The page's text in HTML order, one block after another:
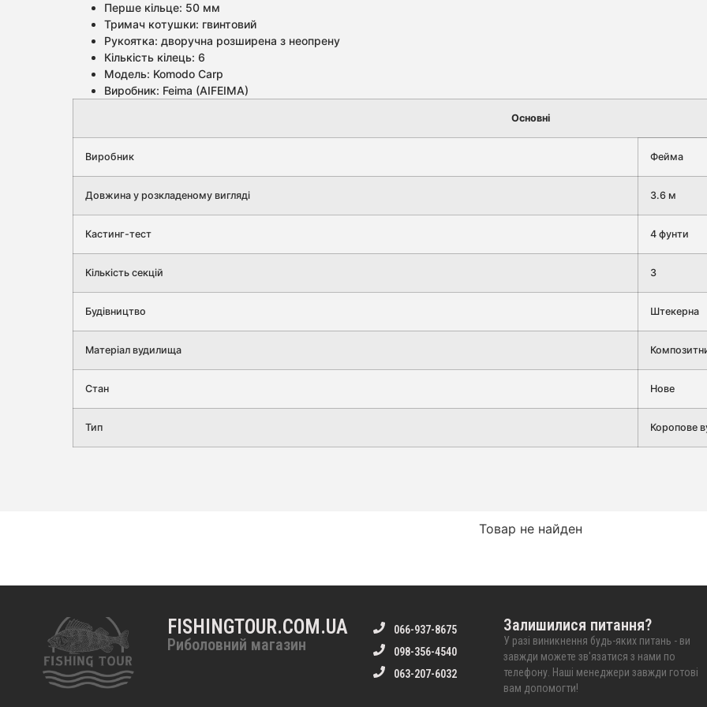
Перше кільце: 50 мм
Тримач котушки: гвинтовий
Рукоятка: дворучна розширена з неопрену
Кількість кілець: 6
Модель: Komodo Carp
Виробник: Feima (AIFEIMA)
Основні
Виробник Фейма
Довжина у розкладеному вигляді 3.6 м
Кастинг-тест 4 фунти
Кількість секцій 3
Будівництво Штекерна
Матеріал вудилища
Стан Нове
Тип Коропове
Товар не найден
FISHINGTOUR.COM.UA
Риболовний магазин
066-937-8675
098-356-4540
063-207-6032
Залишилися питання?
У разі виникнення будь-яких питань - ви
завжди можете зв'язатися з нами по
телефону. Наші менеджери завжди готові
вам допомогти!